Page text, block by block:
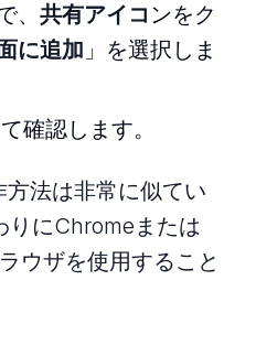
、 共有アイコ ンをク
に追加 」を選択しま
確認します。
法は非常に似てい
りにChromeまたは
ウザを使用すること